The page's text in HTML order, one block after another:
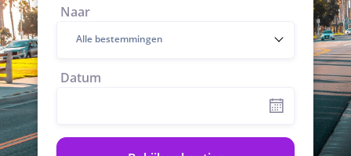
Naar
Alle bestemmingen
Datum